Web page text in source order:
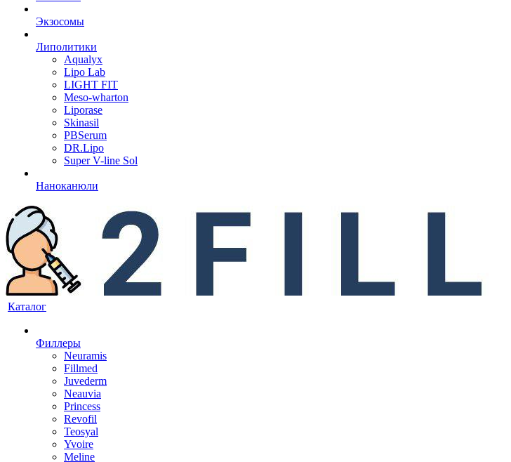
Экзосомы
Липолитики
Aqualyx
Lipo Lab
LIGHT FIT
Meso-wharton
Liporase
Skinasil
PBSerum
DR.Lipo
Super V-line Sol
Наноканюли
Каталог
Филлеры
Neuramis
Fillmed
Juvederm
Neauvia
Princess
Revofil
Teosyal
Yvoire
Meline